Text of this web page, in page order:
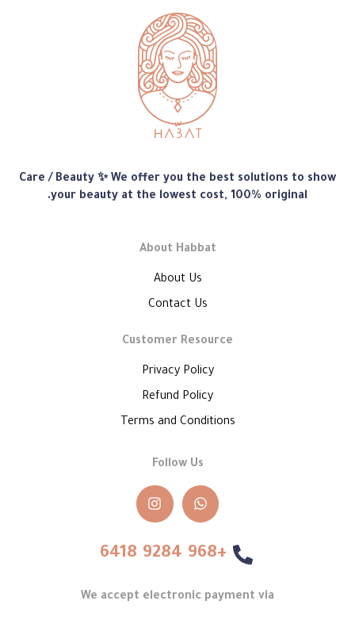
متجر
هبّات
Care / Beauty ✨ We offer you the best solutions to show
your beauty at the lowest cost, 100% original.
About Habbat
About Us
Contact Us
Customer Resource
Privacy Policy
Refund Policy
Terms and Conditions
Follow Us
+968 9284 6418
We accept electronic payment via